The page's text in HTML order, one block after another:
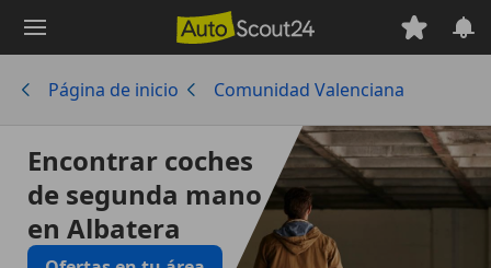
principalPágina de inicio Comunidad Valenciana
Encontrar coches
de segunda mano
en Albatera